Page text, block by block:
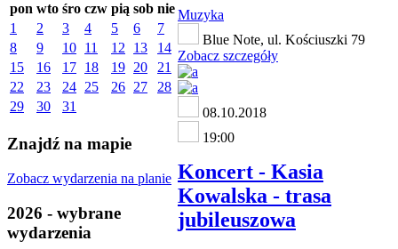
pon wto śro czw pią sob nie
1
2 3 4 5 6
7
8
9 10 11 12 13
14
15
16 17 18 19 20
21
22
23 24 25 26 27
28
29
30 31
Znajdź na mapie
Zobacz wydarzenia na planie
2026 - wybrane
wydarzenia
Muzyka
Blue Note, ul. Kościuszki 79
Zobacz szczegóły
08.10.2018
19:00
Koncert - Kasia
Kowalska - trasa
jubileuszowa